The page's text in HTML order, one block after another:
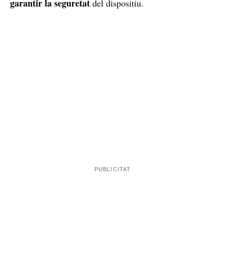
garantir la seguretat del dispositiu.